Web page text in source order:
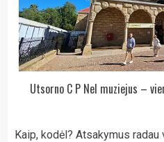
Utsorno C P Nel muziejus –
Kaip, kodėl? Atsakymus